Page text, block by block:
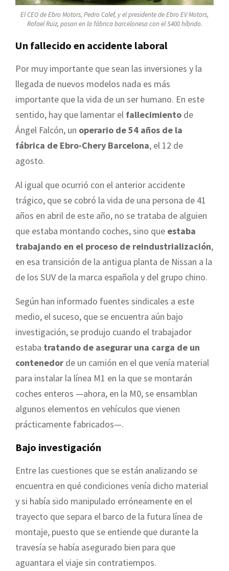
El CEO de Ebro Motors, Pedro Calef, y el presidente de Ebro EV Motors,
Rafael Ruiz, posan en la fábrica barcelonesa con el S400 híbrido.
Un fallecido en accidente laboral
Por muy importante que sean las inversiones y la
llegada de nuevos modelos nada es más
importante que la vida de un ser humano. En este
sentido, hay que lamentar el fallecimiento de
Ángel Falcón, un operario de 54 años de la
fábrica de Ebro-Chery Barcelona, el 12 de
agosto.
Al igual que ocurrió con el anterior accidente
trágico, que se cobró la vida de una persona de 41
años en abril de este año, no se trataba de alguien
que estaba montando coches, sino que estaba
trabajando en el proceso de reindustrialización,
en esa transición de la antigua planta de Nissan a la
de los SUV de la marca española y del grupo chino.
Según han informado fuentes sindicales a este
medio, el suceso, que se encuentra aún bajo
investigación, se produjo cuando el trabajador
estaba tratando de asegurar una carga de un
contenedor de un camión en el que venía material
para instalar la línea M1 en la que se montarán
coches enteros —ahora, en la M0, se ensamblan
algunos elementos en vehículos que vienen
prácticamente fabricados—.
Bajo investigación
Entre las cuestiones que se están analizando se
encuentra en qué condiciones venía dicho material
y si había sido manipulado erróneamente en el
trayecto que separa el barco de la futura línea de
montaje, puesto que se entiende que durante la
travesía se había asegurado bien para que
aguantara el viaje sin contratiempos.